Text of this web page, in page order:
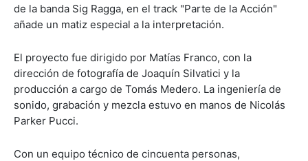
de la banda Sig Ragga, en el track "Parte de la Acción"
añade un matiz especial a la interpretación.
El proyecto fue dirigido por Matías Franco, con la
dirección de fotografía de Joaquín Silvatici y la
producción a cargo de Tomás Medero. La ingeniería de
sonido, grabación y mezcla estuvo en manos de Nicolás
Parker Pucci.
Con un equipo técnico de cincuenta personas,